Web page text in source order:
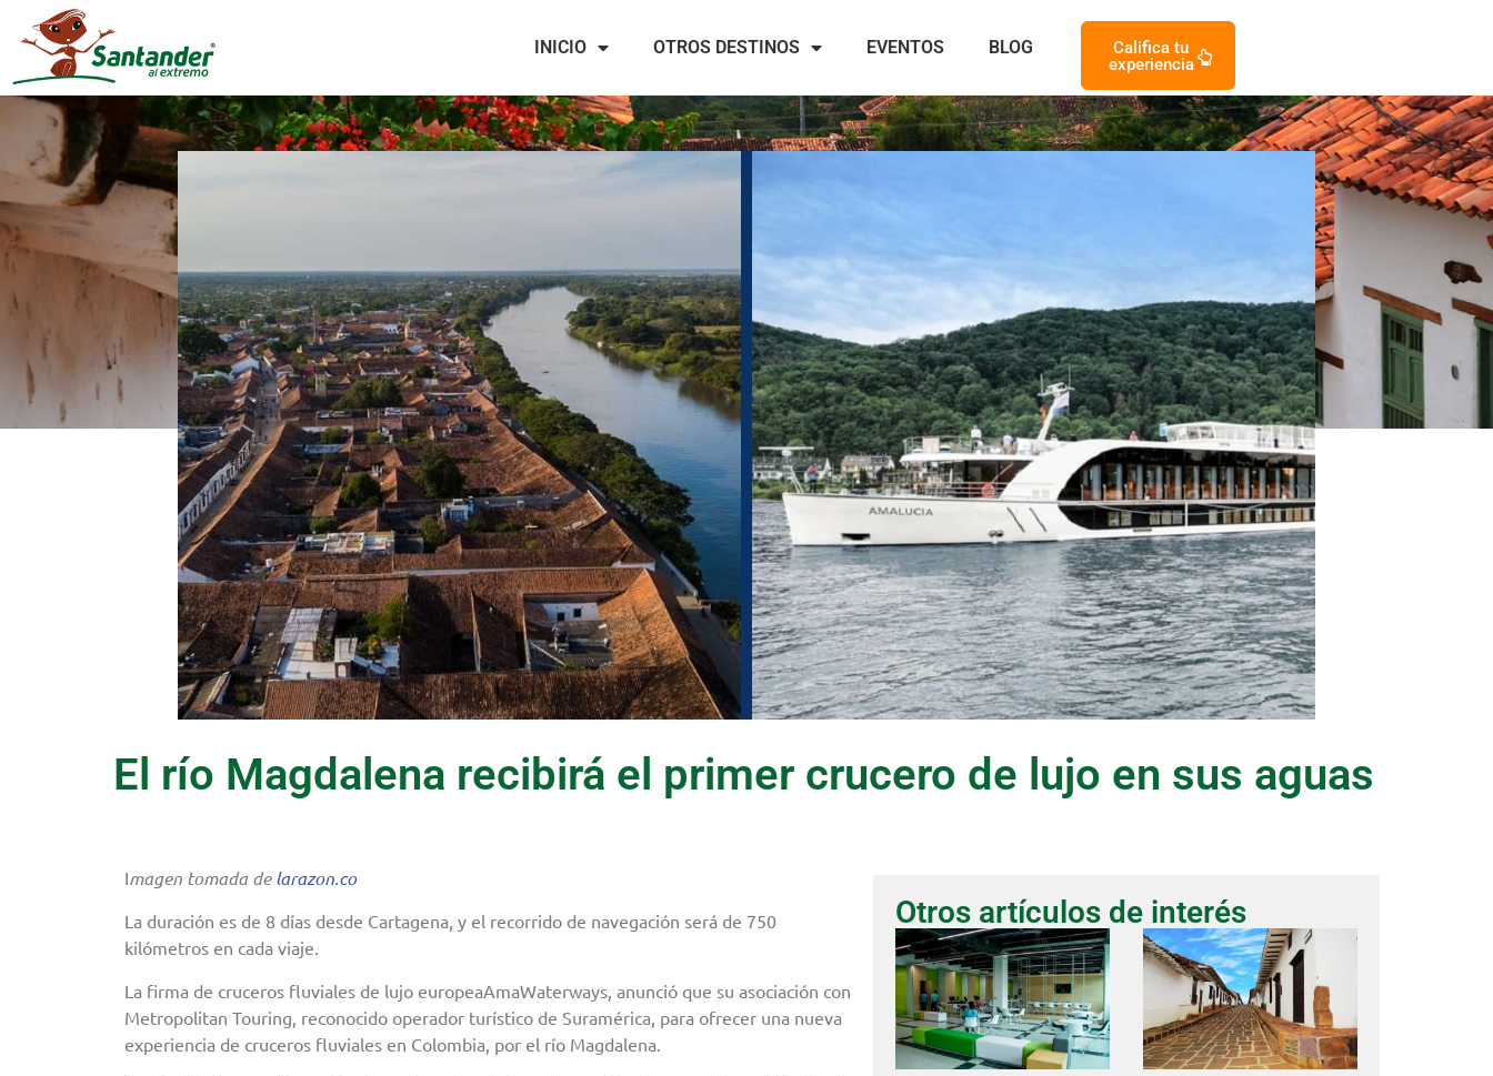
INICIO OTROS DESTINOS EVENTOS BLOG
Califica tu
experiencia
El río Magdalena recibirá el primer crucero de lujo en sus aguas
Imagen tomada delarazon.co
La duración es de 8 días desde Cartagena, y el recorrido de navegación será de 750
kilómetros en cada viaje.
La firma de cruceros fluviales de lujo europeaAmaWaterways, anunció que su asociación con
Metropolitan Touring, reconocido operador turístico de Suramérica, para ofrecer una nueva
experiencia de cruceros fluviales en Colombia, por el río Magdalena.
Otros artículos de interés